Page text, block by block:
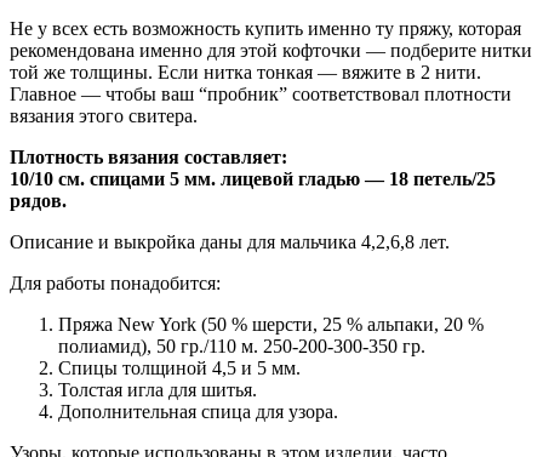
Не у всех есть возможность купить именно ту пряжу, которая
рекомендована именно для этой кофточки — подберите нитки
той же толщины. Если нитка тонкая — вяжите в 2 нити.
Главное — чтобы ваш “пробник” соответствовал плотности
вязания этого свитера.
Плотность вязания составляет:
10/10 см. спицами 5 мм. лицевой гладью — 18 петель/25
рядов.
Описание и выкройка даны для мальчика 4,2,6,8 лет.
Для работы понадобится:
Пряжа New York (50 % шерсти, 25 % альпаки, 20 %
полиамид), 50 гр./110 м. 250-200-300-350 гр.
Спицы толщиной 4,5 и 5 мм.
Толстая игла для шитья.
Дополнительная спица для узора.